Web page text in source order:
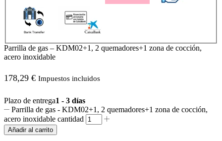
Parrilla de gas – KDM02+1, 2 quemadores+1 zona de cocción,
acero inoxidable
178,29 € Impuestos incluidos
Plazo de entrega1 - 3 días
Parrilla de gas - KDM02+1, 2 quemadores+1 zona de cocción,
acero inoxidable cantidad
Añadir al carrito